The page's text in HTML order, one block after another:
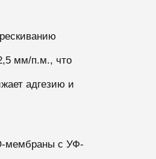
мм/п.м., что
адгезию и
мембраны с УФ-